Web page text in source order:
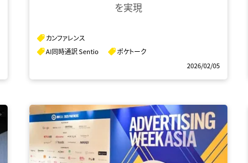
を実現
AI同時通訳 Sentio ポケトーク
カンファレンス
2026/02/05